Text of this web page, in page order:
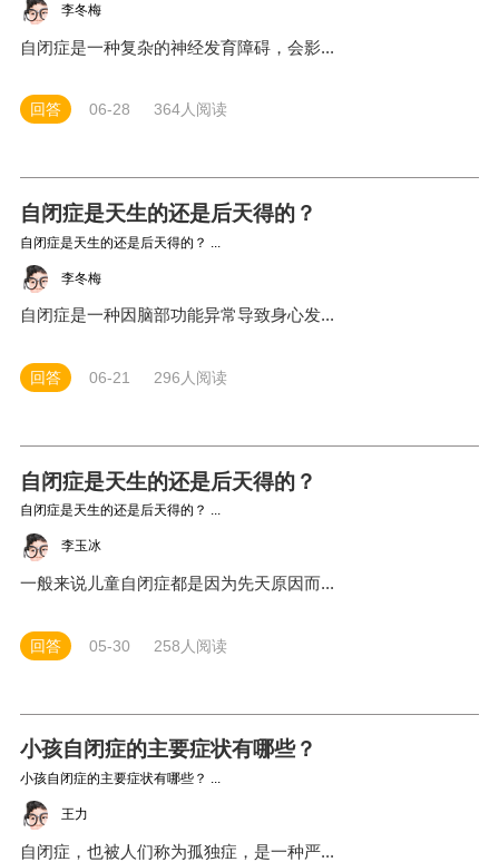
李冬梅
自闭症是一种复杂的神经发育障碍，会影...
回答 06-28 364人阅读
自闭症是天生的还是后天得的？
自闭症是天生的还是后天得的？ ...
李冬梅
自闭症是一种因脑部功能异常导致身心发...
回答 06-21 296人阅读
自闭症是天生的还是后天得的？
自闭症是天生的还是后天得的？ ...
李玉冰
一般来说儿童自闭症都是因为先天原因而...
回答 05-30 258人阅读
小孩自闭症的主要症状有哪些？
小孩自闭症的主要症状有哪些？ ...
王力
自闭症，也被人们称为孤独症，是一种严...